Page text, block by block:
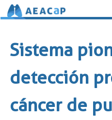
contenido
Sistema
detección
cáncer de